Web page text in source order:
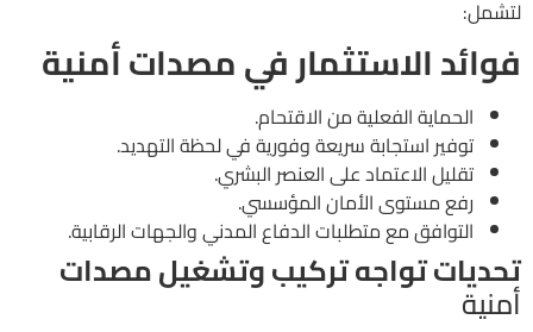
لتشمل:
فوائد الاستثمار في مصدات أمنية
الحماية الفعلية من الاقتحام.
توفير استجابة سريعة وفورية في لحظة التهديد.
تقليل الاعتماد على العنصر البشري.
رفع مستوى الأمان المؤسسي.
التوافق مع متطلبات الدفاع المدني والجهات الرقابية.
تحديات تواجه تركيب وتشغيل مصدات
أمنية